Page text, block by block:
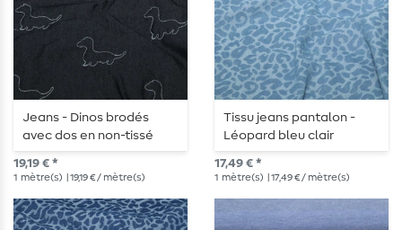
Jeans - Dinos brodés
avec dos en non-tissé
Noir
19,19 € *
1 mètre(s) | 19,19 € / mètre(s)
Tissu jeans pantalon -
Léopard bleu clair
17,49 € *
1 mètre(s) | 17,49 € / mètre(s)